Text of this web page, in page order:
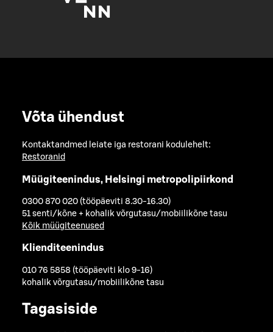
Võta ühendust
Kontaktandmed leiate iga restorani kodulehelt:
Restoranid
Müügiteenindus, Helsingi metropolipiirkond
0300 870 020 (tööpäeviti 8.30-16.30)
51 senti/kõne + kohalik võrgutasu/mobiilikõne tasu
Kõik müügiteenused
Klienditeenindus
010 76 5858 (tööpäeviti klo 9-16)
kohalik võrgutasu/mobiilikõne tasu
Tagasiside